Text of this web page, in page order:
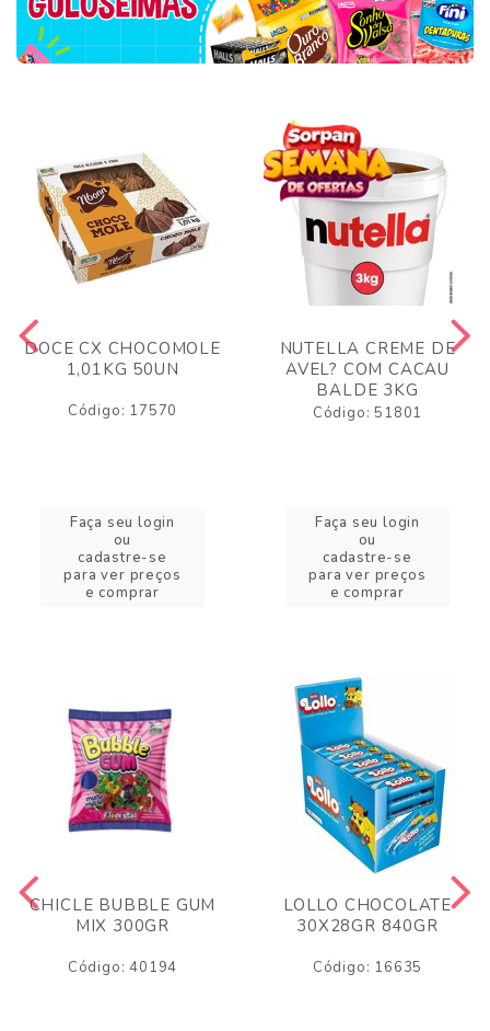
DOCE CX CHOCOMOLE
1,01KG 50UN
Código: 17570
Faça seu login
ou
cadastre-se
para ver preços
e comprar
NUTELLA CREME DE
AVEL? COM CACAU
BALDE 3KG
Código: 51801
Faça seu login
ou
cadastre-se
para ver preços
e comprar
CHICLE BUBBLE GUM
MIX 300GR
Código: 40194
LOLLO CHOCOLATE
30X28GR 840GR
Código: 16635